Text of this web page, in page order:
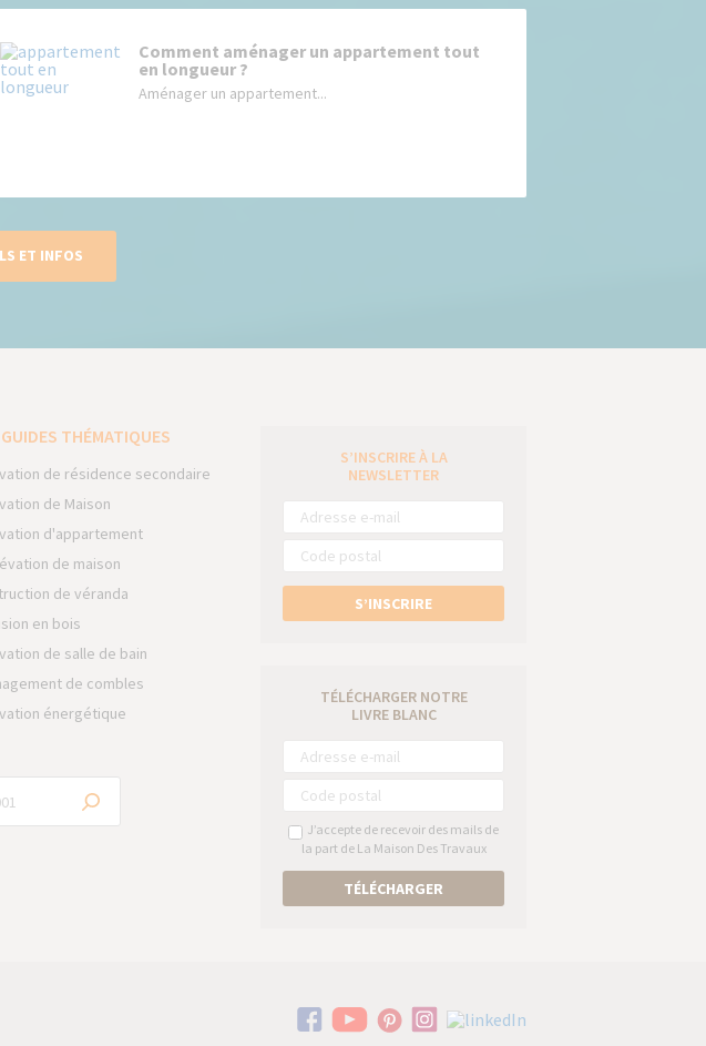
Comment aménager un appartement tout
en longueur ?
Aménager un appartement...
ET INFOS
THÉMATIQUES
de résidence secondaire
de Maison
d'appartement
de maison
de véranda
en bois
de salle de bain
de combles
énergétique
S’INSCRIRE À LA
NEWSLETTER
S’INSCRIRE
TÉLÉCHARGER NOTRE
LIVRE BLANC
J’accepte de recevoir des mails de
la part de La Maison Des Travaux
TÉLÉCHARGER